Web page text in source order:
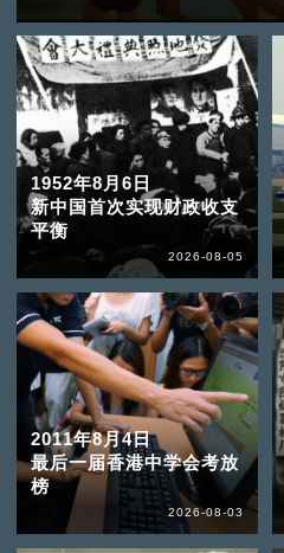
1952年8月6日
新中国首次实现财政收支
平衡
2026-08-05
2011年8月4日
最后一届香港中学会考放
榜
2026-08-03